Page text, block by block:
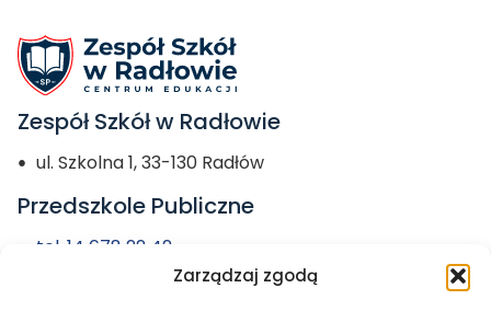
Zarządzaj zgodą
Zespół Szkół w Radłowie
ul. Szkolna 1, 33-130 Radłów
Przedszkole Publiczne
tel. 14 678 22 42
przedszkole@zs-radlow.pl